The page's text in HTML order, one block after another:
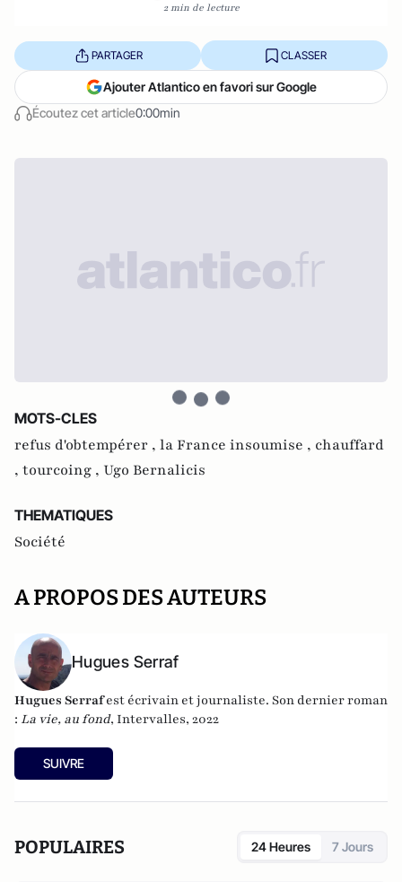
2 min de lecture
Écoutez cet article0:00min
PARTAGER CLASSER
Ajouter Atlantico en favori sur Google
MOTS-CLES
refus d'obtempérer , la France insoumise , chauffard
, tourcoing , Ugo Bernalicis
THEMATIQUES
Société
A PROPOS DES AUTEURS
Hugues Serraf
Hugues Serrafest écrivain et journaliste. Son dernier roman
: La vie, au fond, Intervalles, 2022
SUIVRE
POPULAIRES 24 Heures 7 Jours